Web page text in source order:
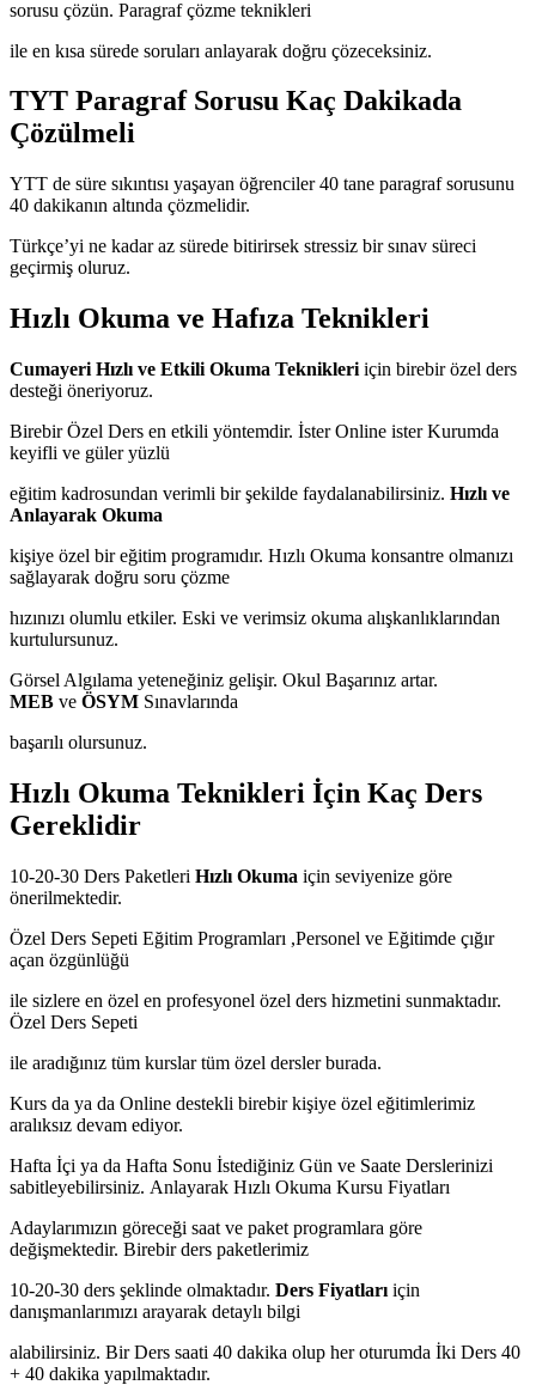
sorusu çözün. Paragraf çözme teknikleri
ile en kısa sürede soruları anlayarak doğru çözeceksiniz.
TYT Paragraf Sorusu Kaç Dakikada
Çözülmeli
YTT de süre sıkıntısı yaşayan öğrenciler 40 tane paragraf sorusunu
40 dakikanın altında çözmelidir.
Türkçe’yi ne kadar az sürede bitirirsek stressiz bir sınav süreci
geçirmiş oluruz.
Hızlı Okuma ve Hafıza Teknikleri
Cumayeri Hızlı ve Etkili Okuma Teknikleri için birebir özel ders
desteği öneriyoruz.
Birebir Özel Ders en etkili yöntemdir. İster Online ister Kurumda
keyifli ve güler yüzlü
eğitim kadrosundan verimli bir şekilde faydalanabilirsiniz. Hızlı ve
Anlayarak Okuma
kişiye özel bir eğitim programıdır. Hızlı Okuma konsantre olmanızı
sağlayarak doğru soru çözme
hızınızı olumlu etkiler. Eski ve verimsiz okuma alışkanlıklarından
kurtulursunuz.
Görsel Algılama yeteneğiniz gelişir. Okul Başarınız artar.
MEB ve ÖSYM Sınavlarında
başarılı olursunuz.
Hızlı Okuma Teknikleri İçin Kaç Ders
Gereklidir
10-20-30 Ders Paketleri Hızlı Okuma için seviyenize göre
önerilmektedir.
Özel Ders Sepeti Eğitim Programları ,Personel ve Eğitimde çığır
açan özgünlüğü
ile sizlere en özel en profesyonel özel ders hizmetini sunmaktadır.
Özel Ders Sepeti
ile aradığınız tüm kurslar tüm özel dersler burada.
Kurs da ya da Online destekli birebir kişiye özel eğitimlerimiz
aralıksız devam ediyor.
Hafta İçi ya da Hafta Sonu İstediğiniz Gün ve Saate Derslerinizi
sabitleyebilirsiniz. Anlayarak Hızlı Okuma Kursu Fiyatları
Adaylarımızın göreceği saat ve paket programlara göre
değişmektedir. Birebir ders paketlerimiz
10-20-30 ders şeklinde olmaktadır. Ders Fiyatları için
danışmanlarımızı arayarak detaylı bilgi
alabilirsiniz. Bir Ders saati 40 dakika olup her oturumda İki Ders 40
+ 40 dakika yapılmaktadır.